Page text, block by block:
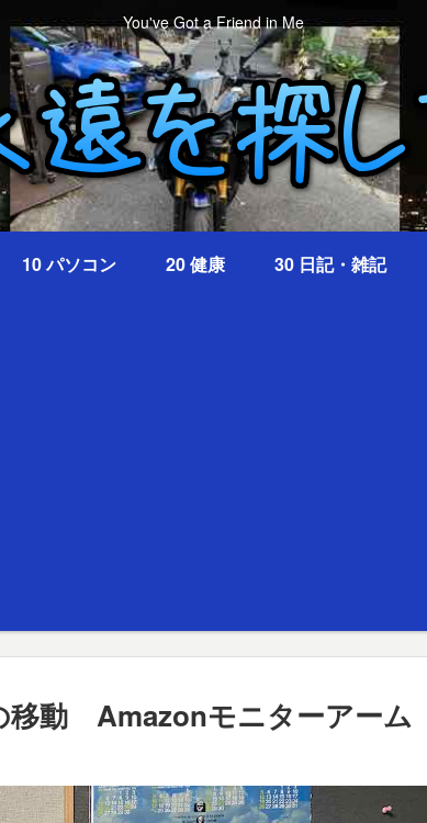
You've Got a Friend in Me
10 パソコン 20 健康 30 日記・雑記
動 Amazonモニターアーム